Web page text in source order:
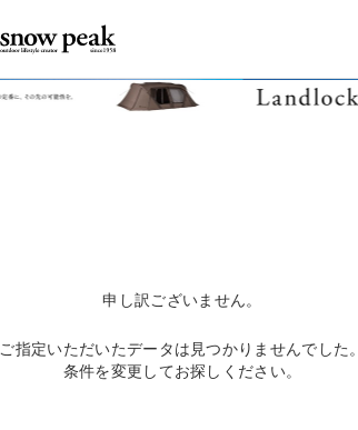
申し訳ございません。
ご指定いただいたデータは見つかりませんでした。
条件を変更してお探しください。